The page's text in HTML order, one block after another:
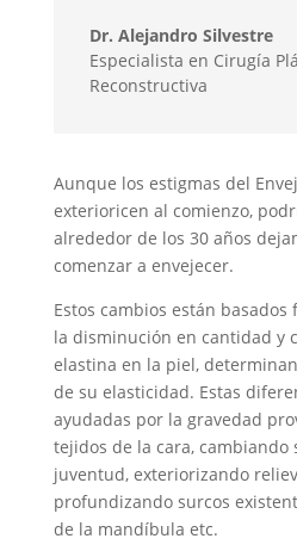
Dr. Alejandro Silvestre
Especialista en Cirugía
Reconstructiva
Aunque los estigmas del
exterioricen al comienzo,
alrededor de los 30 años
comenzar a envejecer.
Estos cambios están
la disminución en cantidad y
elastina en la piel,
de su elasticidad. Estas
ayudadas por la gravedad
tejidos de la cara, cambiando
juventud, exteriorizando
profundizando surcos
de la mandíbula etc.